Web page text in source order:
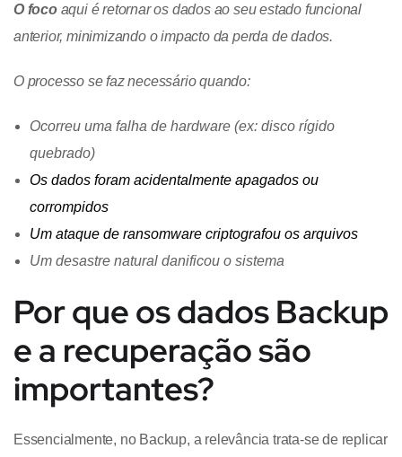
O focoaqui é retornar os dados ao seu estado funcional
anterior, minimizando o impacto da perda de dados.
O processo se faz necessário quando:
Ocorreu uma falha de hardware (ex: disco rígido
quebrado)
Os dados foram acidentalmente apagados ou
corrompidos
Um ataque de ransomware criptografou os arquivos
Um desastre natural danificou o sistema
Por que os dados Backup
e a recuperação são
importantes?
Essencialmente, no Backup, a relevância trata-se de replicar